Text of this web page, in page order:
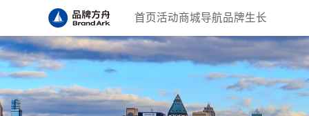
首页 活动商城导航品牌生长